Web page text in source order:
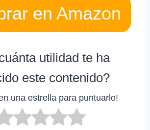
en Amazon
utilidad te ha
este contenido?
una estrella para puntuarlo!